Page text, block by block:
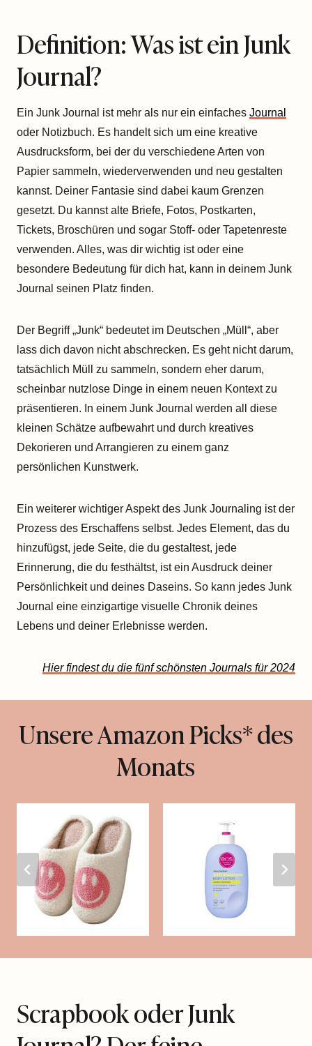
Definition: Was ist ein Junk
Journal?
Ein Junk Journal ist mehr als nur ein einfaches Journal
oder Notizbuch. Es handelt sich um eine kreative
Ausdrucksform, bei der du verschiedene Arten von
Papier sammeln, wiederverwenden und neu gestalten
kannst. Deiner Fantasie sind dabei kaum Grenzen
gesetzt. Du kannst alte Briefe, Fotos, Postkarten,
Tickets, Broschüren und sogar Stoff- oder Tapetenreste
verwenden. Alles, was dir wichtig ist oder eine
besondere Bedeutung für dich hat, kann in deinem Junk
Journal seinen Platz finden.
Der Begriff „Junk“ bedeutet im Deutschen „Müll“, aber
lass dich davon nicht abschrecken. Es geht nicht darum,
tatsächlich Müll zu sammeln, sondern eher darum,
scheinbar nutzlose Dinge in einem neuen Kontext zu
präsentieren. In einem Junk Journal werden all diese
kleinen Schätze aufbewahrt und durch kreatives
Dekorieren und Arrangieren zu einem ganz
persönlichen Kunstwerk.
Ein weiterer wichtiger Aspekt des Junk Journaling ist der
Prozess des Erschaffens selbst. Jedes Element, das du
hinzufügst, jede Seite, die du gestaltest, jede
Erinnerung, die du festhältst, ist ein Ausdruck deiner
Persönlichkeit und deines Daseins. So kann jedes Junk
Journal eine einzigartige visuelle Chronik deines
Lebens und deiner Erlebnisse werden.
Hier findest du die fünf schönsten Journals für 2024
Unsere Amazon Picks* des
Monats
Scrapbook oder Junk